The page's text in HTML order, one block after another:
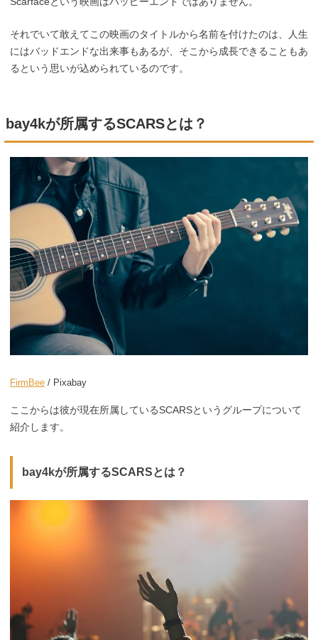
それでいて敢えてこの映画のタイトルから名前を付けたのは、人生
にはバッドエンドな出来事もあるが、そこから成長できることもあ
るという思いが込められているのです。
bay4kが所属するSCARSとは？
FirmBee / Pixabay
ここからは彼が現在所属しているSCARSというグループについて
紹介します。
bay4kが所属するSCARSとは？